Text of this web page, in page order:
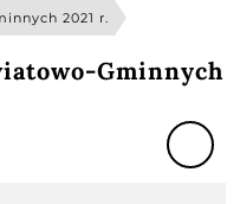
2021 r.
Gminnych